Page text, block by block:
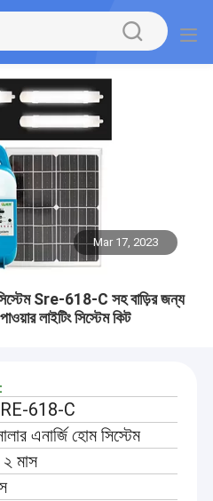
Mar 17, 2023
সিস্টেম Sre-618-C সহ বাড়ির জন্য
লাইটিং সিস্টেম কিট
618-C
এনার্জি হোম সিস্টেম
মাস